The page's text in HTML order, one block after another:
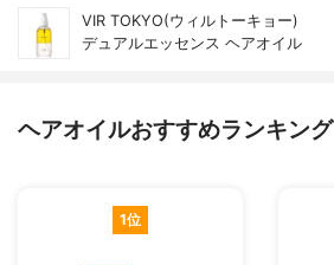
VIR TOKYO(ウィルトーキョー)
デュアルエッセンス ヘアオイル
ヘアオイルおすすめランキング
1位